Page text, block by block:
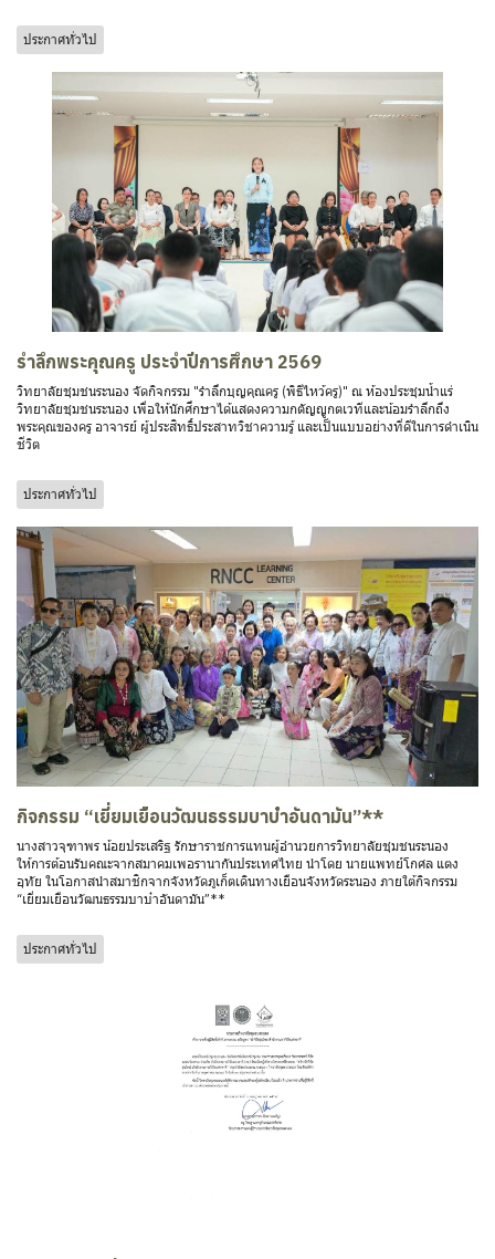
ประกาศทั่วไป
รำลึกพระคุณครู ประจำปีการศึกษา 2569
วิทยาลัยชุมชนระนอง จัดกิจกรรม "รำลึกบุญคุณครู (พิธีไหว้ครู)" ณ ห้องประชุมน้ำแร่
วิทยาลัยชุมชนระนอง เพื่อให้นักศึกษาได้แสดงความกตัญญูกตเวทีและน้อมรำลึกถึง
พระคุณของครู อาจารย์ ผู้ประสิทธิ์ประสาทวิชาความรู้ และเป็นแบบอย่างที่ดีในการดำเนิน
ชีวิต
ประกาศทั่วไป
กิจกรรม “เยี่ยมเยือนวัฒนธรรมบาบ๋าอันดามัน”**
นางสาวจุฑาพร น้อยประเสริฐ รักษาราชการแทนผู้อำนวยการวิทยาลัยชุมชนระนอง
ให้การต้อนรับคณะจากสมาคมเพอรานากันประเทศไทย นำโดย นายแพทย์โกศล แตง
อุทัย ในโอกาสนำสมาชิกจากจังหวัดภูเก็ตเดินทางเยือนจังหวัดระนอง ภายใต้กิจกรรม
“เยี่ยมเยือนวัฒนธรรมบาบ๋าอันดามัน”**
ประกาศทั่วไป